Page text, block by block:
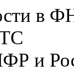
в
и